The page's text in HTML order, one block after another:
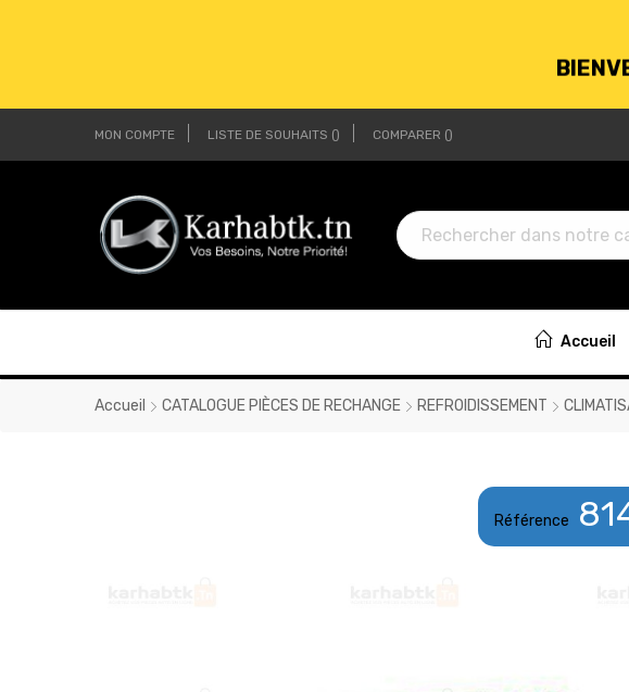
LIVRAISON
LIVRAISON
MON COMPTE LISTE DE SOUHAITS COMPARER
Accueil
Accueil CATALOGUE PIÈCES DE RECHANGE REFROIDISSEMENT
Référence